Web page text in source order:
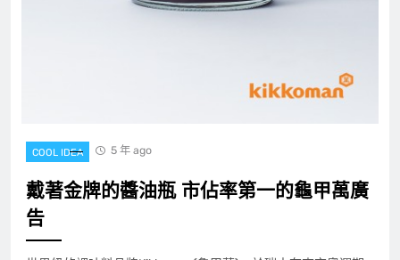
COOL IDEA 5 年 ago
戴著金牌的醬油瓶 市佔率第一的龜甲萬廣
告